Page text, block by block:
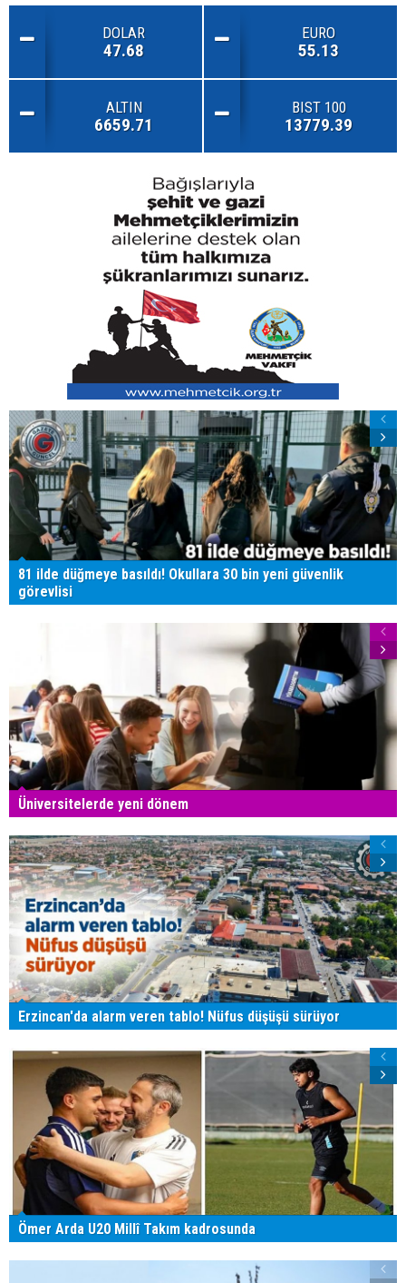
DOLAR
47.68
EURO
55.13
ALTIN
6659.71
BIST 100
13779.39
81 ilde düğmeye basıldı! Okullara 30 bin yeni güvenlik
görevlisi
Üniversitelerde yeni dönem
Erzincan'da alarm veren tablo! Nüfus düşüşü sürüyor
Ömer Arda U20 Millî Takım kadrosunda